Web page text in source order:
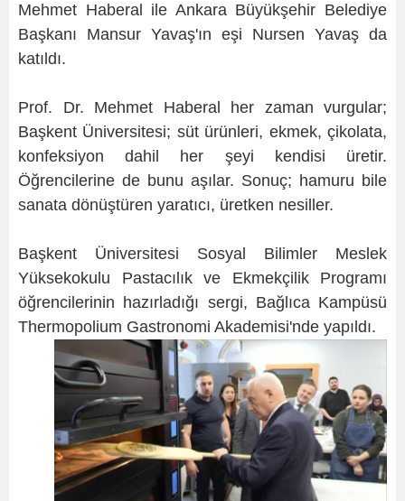
Mehmet Haberal ile Ankara Büyükşehir Belediye
Başkanı Mansur Yavaş'ın eşi Nursen Yavaş da
katıldı.
Prof. Dr. Mehmet Haberal her zaman vurgular;
Başkent Üniversitesi; süt ürünleri, ekmek, çikolata,
konfeksiyon dahil her şeyi kendisi üretir.
Öğrencilerine de bunu aşılar. Sonuç; hamuru bile
sanata dönüştüren yaratıcı, üretken nesiller.
Başkent Üniversitesi Sosyal Bilimler Meslek
Yüksekokulu Pastacılık ve Ekmekçilik Programı
öğrencilerinin hazırladığı sergi, Bağlıca Kampüsü
Thermopolium Gastronomi Akademisi'nde yapıldı.